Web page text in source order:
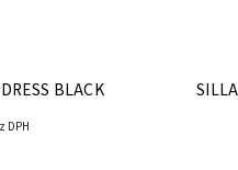
BLACK
DPH